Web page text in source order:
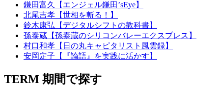
鎌田富久【エンジェル鎌田’sEye】
北尾吉孝【世相を斬る！】
鈴木康弘【デジタルシフトの教科書】
孫泰蔵【孫泰蔵のシリコンバレーエクスプレス】
村口和孝【日の丸キャピタリスト風雲録】
安岡定子【『論語』を実践に活かす】
TERM 期間で探す